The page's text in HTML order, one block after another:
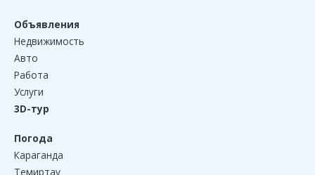
Объявления
Недвижимость
Авто
Работа
Услуги
3D-тур
Погода
Караганда
Темиртау